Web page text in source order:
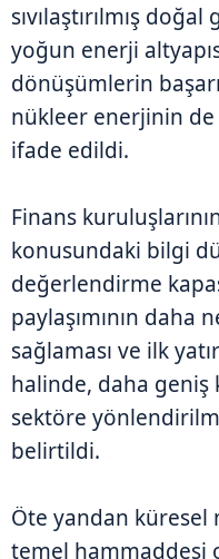
sıvılaştırılmış
yoğun enerji
dönüşümlerin
nükleer enerjinin de
ifade edildi.
Finans
konusundaki bilgi
değerlendirme
paylaşımının daha
sağlaması ve ilk
halinde, daha
sektöre
belirtildi.
Öte yandan
temel hammaddesi